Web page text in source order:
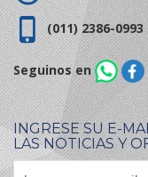
(011) 2386-0993
Seguinos en
INGRESE SU E-
LAS NOTICIAS Y